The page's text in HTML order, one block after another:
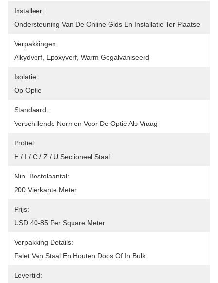
Installeer:
Ondersteuning Van De Online Gids En Installatie Ter Plaatse
Verpakkingen:
Alkydverf, Epoxyverf, Warm Gegalvaniseerd
Isolatie:
Op Optie
Standaard:
Verschillende Normen Voor De Optie Als Vraag
Profiel:
H / I / C / Z / U Sectioneel Staal
Min. Bestelaantal:
200 Vierkante Meter
Prijs:
USD 40-85 Per Square Meter
Verpakking Details:
Palet Van Staal En Houten Doos Of In Bulk
Levertijd: